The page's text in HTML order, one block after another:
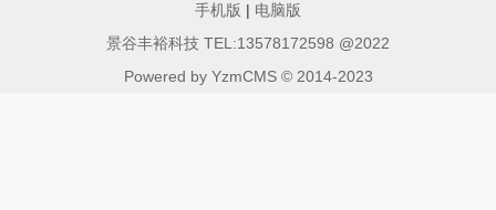
手机版 | 电脑版
景谷丰裕科技 TEL:13578172598 @2022
Powered by YzmCMS© 2014-2023